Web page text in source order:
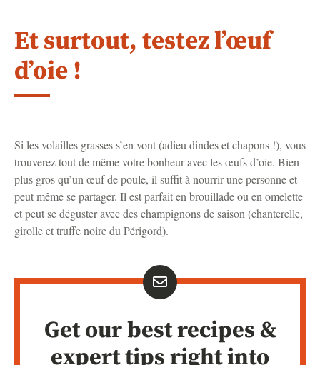
Et surtout, testez l’œuf
d’oie !
Si les volailles grasses s’en vont (adieu dindes et chapons !), vous
trouverez tout de même votre bonheur avec les œufs d’oie. Bien
plus gros qu’un œuf de poule, il suffit à nourrir une personne et
peut même se partager. Il est parfait en brouillade ou en omelette
et peut se déguster avec des champignons de saison (chanterelle,
girolle et truffe noire du Périgord).
Get our best recipes &
expert tips right into